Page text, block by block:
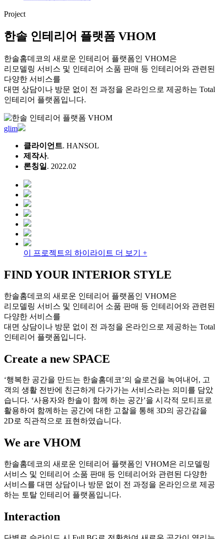
Project
한솔 인테리어 플랫폼 VHOM
한솔홈데코의 새로운 인테리어 플랫폼인 VHOM은
리모델링 서비스 및 인테리어 소품 판매 등 인테리어와 관련된
다양한 서비스를
대면 상담이나 방문 없이 전 과정을 온라인으로 제공하는 Total
인테리어 플랫폼입니다.
glim
클라이언트. HANSOL
제작사.
론칭일 . 2022.02
이 프로젝트의 하이라이트 더 보기 +
FIND YOUR INTERIOR STYLE
한솔홈데코의 새로운 인테리어 플랫폼인 VHOM은
리모델링 서비스 및 인테리어 소품 판매 등 인테리어와 관련된
다양한 서비스를
대면 상담이나 방문 없이 전 과정을 온라인으로 제공하는 Total
인테리어 플랫폼입니다.
Create a new SPACE
‘행복한 공간을 만드는 한솔홈데코’의 슬로건을 녹여내어, 고
객의 생활 전반에 친근하게 다가가는 서비스라는 의미를 담았
습니다. ‘사용자와 한솔이 함께 하는 공간’을 시각적 모티프로
활용하여 함께하는 공간에 대한 고찰을 통해 3D의 공간감을
2D로 직관적으로 표현하였습니다.
We are VHOM
한솔홈데코의 새로운 인테리어 플랫폼인 VHOM은 리모델링
서비스 및 인테리어 소품 판매 등 인테리어와 관련된 다양한
서비스를 대면 상담이나 방문 없이 전 과정을 온라인으로 제공
하는 토탈 인테리어 플랫폼입니다.
Interaction